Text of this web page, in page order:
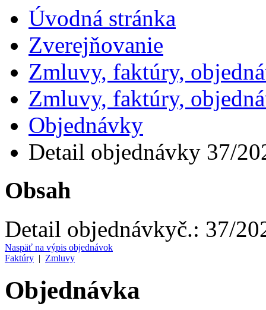
Úvodná stránka
Zverejňovanie
Zmluvy, faktúry,
Zmluvy, faktúry,
Objednávky
Detail objednávky 37/
Obsah
Detail objednávkyč.: 37/
Naspäť na výpis objednávok
Faktúry | Zmluvy
Objednávka